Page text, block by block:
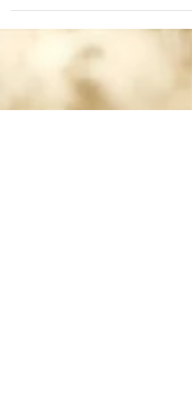
Als ervaren fotograaf ben ik gewend om te werken